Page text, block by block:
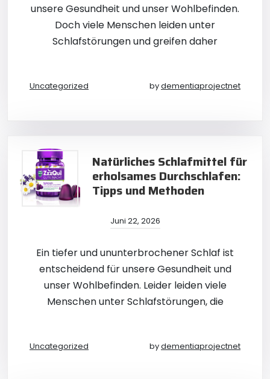
unsere Gesundheit und unser Wohlbefinden.
Doch viele Menschen leiden unter
Schlafstörungen und greifen daher
Uncategorized bydementiaprojectnet
Natürliches Schlafmittel für
erholsames Durchschlafen:
Tipps und Methoden
Juni 22, 2026
Ein tiefer und ununterbrochener Schlaf ist
entscheidend für unsere Gesundheit und
unser Wohlbefinden. Leider leiden viele
Menschen unter Schlafstörungen, die
Uncategorized bydementiaprojectnet